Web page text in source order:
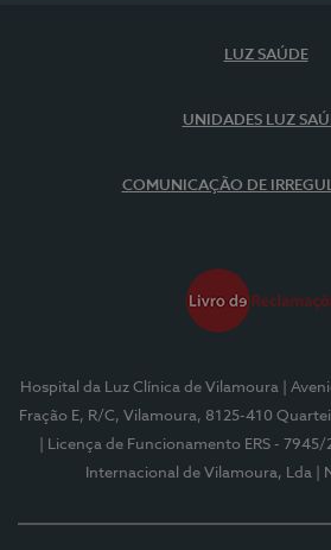
LUZ SAÚDE
UNIDADES LUZ
COMUNICAÇÃO DE
Hospital da Luz Clínica de Vilamoura
|
Fração E, R/C, Vilamoura, 8125-410
| Licença de Funcionamento ERS - 7945/
Internacional de Vilamoura, Lda
|